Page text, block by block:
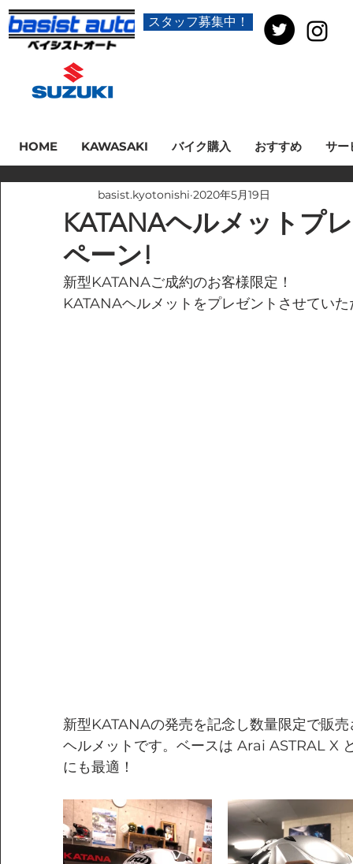
スタッフ募集中！
HOME KAWASAKI バイク購入 おすすめ サー
KATANAヘルメットプ
ペーン!
basist.kyotonishi 2020年5月19日
新型KATANAご成約のお客様限定！
KATANAヘルメットをプレゼントさせてい
新型KATANAの発売を記念し数量限定で販
ヘルメットです。ベースは Arai ASTRAL X
にも最適！